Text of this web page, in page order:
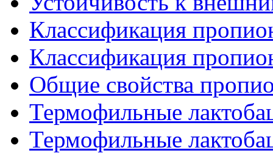
Классификация
Классификация
Общие свойства
Термофильные
Термофильные